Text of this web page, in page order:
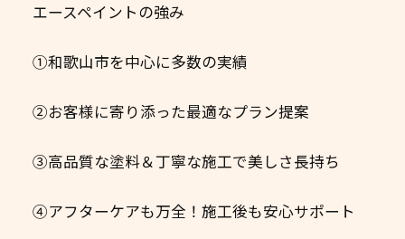
エースペイントの強み
①和歌山市を中心に多数の実績
②お客様に寄り添った最適なプラン提案
③高品質な塗料＆丁寧な施工で美しさ長持ち
④アフターケアも万全！施工後も安心サポート